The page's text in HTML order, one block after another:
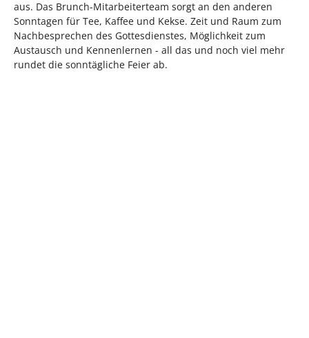
aus. Das Brunch-Mitarbeiterteam sorgt an den anderen
Sonntagen für Tee, Kaffee und Kekse. Zeit und Raum zum
Nachbesprechen des Gottesdienstes, Möglichkeit zum
Austausch und Kennenlernen - all das und noch viel mehr
rundet die sonntägliche Feier ab.